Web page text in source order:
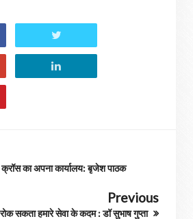
का अपना कार्यालय: बृजेश पाठक
Previous
रोक सकता हमारे सेवा के कदम : डॉ सुभाष गुप्ता